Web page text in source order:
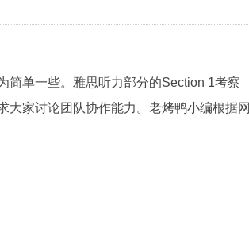
简单一些。雅思听力部分的Section 1考察
大家讨论团队协作能力。老烤鸭小编根据网